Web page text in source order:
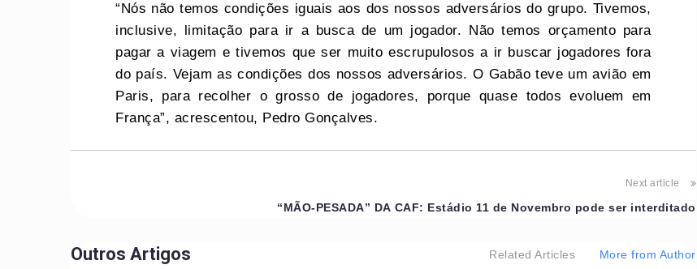
“Nós não temos condições iguais aos dos nossos adversários do grupo. Tivemos,
inclusive, limitação para ir a busca de um jogador. Não temos orçamento para
pagar a viagem e tivemos que ser muito escrupulosos a ir buscar jogadores fora
do país. Vejam as condições dos nossos adversários. O Gabão teve um avião em
Paris, para recolher o grosso de jogadores, porque quase todos evoluem em
França”, acrescentou, Pedro Gonçalves.
Next article
“MÃO-PESADA” DA CAF: Estádio 11 de Novembro pode ser interditado
Outros Artigos Related Articles More from Author